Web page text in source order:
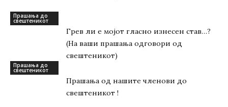
Прашања до
свештеникот
Грев ли е мојот гласно изнесен став…?
(На ваши прашања одговори од
свештеникот)
Прашања до
свештеникот
Прашања од нашите членови до
свештеникот !